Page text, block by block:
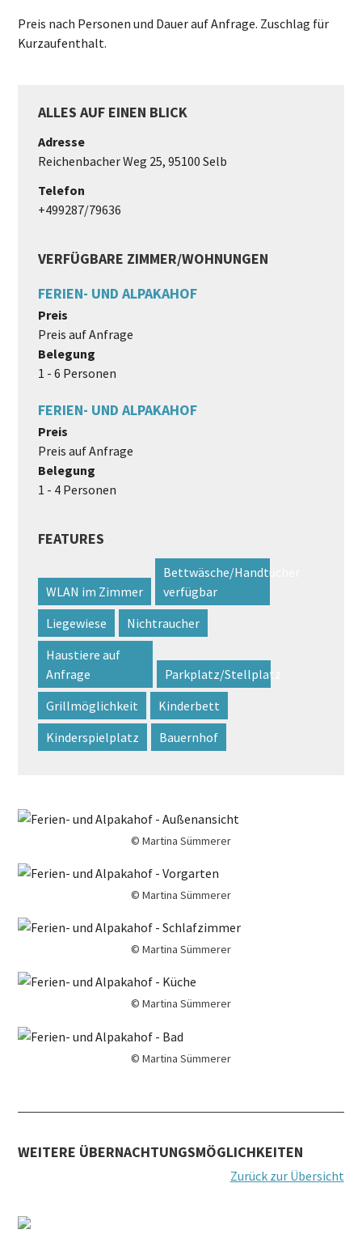
Preis nach Personen und Dauer auf Anfrage. Zuschlag für
Kurzaufenthalt.
ALLES AUF EINEN BLICK
Adresse
Reichenbacher Weg 25, 95100 Selb
Telefon
+499287/79636
VERFÜGBARE ZIMMER/WOHNUNGEN
FERIEN- UND ALPAKAHOF
Preis
Preis auf Anfrage
Belegung
1 - 6 Personen
FERIEN- UND ALPAKAHOF
Preis
Preis auf Anfrage
Belegung
1 - 4 Personen
FEATURES
WLAN im Zimmer
Bettwäsche/Handtücher
verfügbar
Liegewiese
Nichtraucher
Haustiere auf
Anfrage
Parkplatz/Stellplatz
Grillmöglichkeit
Kinderbett
Kinderspielplatz
Bauernhof
© Martina Sümmerer
© Martina Sümmerer
© Martina Sümmerer
© Martina Sümmerer
© Martina Sümmerer
WEITERE ÜBERNACHTUNGSMÖGLICHKEITEN
Zurück zur Übersicht